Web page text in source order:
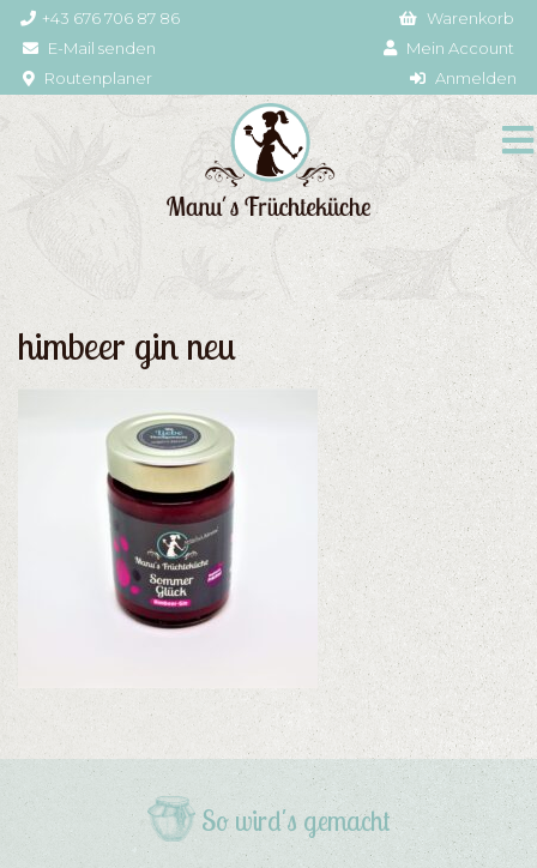
+43 676 706 87 86
E-Mail senden
Routenplaner
Warenkorb
Mein Account
Anmelden
himbeer gin neu
So wird's gemacht